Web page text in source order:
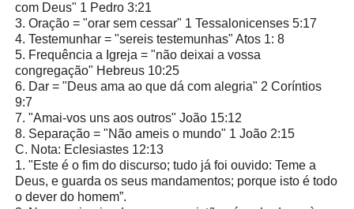
com Deus" 1 Pedro 3:21
3. Oração = "orar sem cessar" 1 Tessalonicenses 5:17
4. Testemunhar = "sereis testemunhas" Atos 1: 8
5. Frequência a Igreja = "não deixai a vossa
congregação" Hebreus 10:25
6. Dar = "Deus ama ao que dá com alegria" 2 Coríntios
9:7
7. "Amai-vos uns aos outros" João 15:12
8. Separação = "Não ameis o mundo" 1 João 2:15
C. Nota: Eclesiastes 12:13
1. "Este é o fim do discurso; tudo já foi ouvido: Teme a
Deus, e guarda os seus mandamentos; porque isto é todo
o dever do homem”.